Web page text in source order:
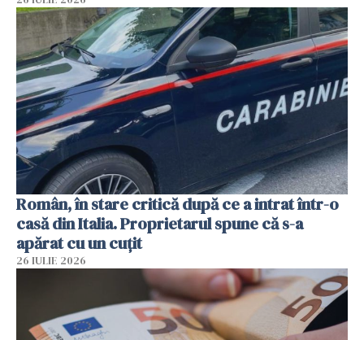
Român, în stare critică după ce a intrat într-o
casă din Italia. Proprietarul spune că s-a
apărat cu un cuțit
26 IULIE 2026